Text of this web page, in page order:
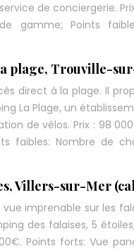
de conciergerie.
gamme; Points
plage, Trouville-
direct à la plage. Il
La Plage, un
de vélos. Prix : 98
faibles: Nombre de
Villers-sur-Mer
imprenable sur les
des falaises, 5
Points forts: Vue